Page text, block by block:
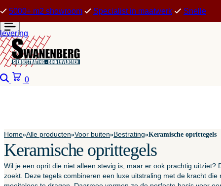
5000+ m2 showroom Specialist in maatwerk Snelle
levering
Zoeken
0
Home»Alle producten»Voor buiten»Bestrating»Keramische oprittegels
Keramische oprittegels
Wil je een oprit die niet alleen stevig is, maar er ook prachtig uitziet?
zoekt. Deze tegels combineren een luxe uitstraling met de kracht die